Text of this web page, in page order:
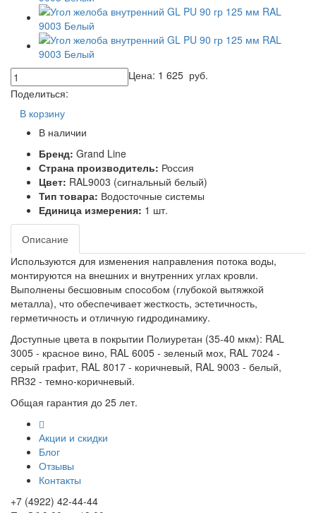
Цена: 1 625 руб.
Поделиться:
В корзину
В наличии
Бренд: Grand Line
Страна производитель: Россия
Цвет: RAL9003 (сигнальный белый)
Тип товара: Водосточные системы
Единица измерения: 1 шт.
Описание
Используются для изменения направления потока воды,
монтируются на внешних и внутренних углах кровли.
Выполнены бесшовным способом (глубокой вытяжкой
металла), что обеспечивает жесткость, эстетичность,
герметичность и отличную гидродинамику.
Доступные цвета в покрытии Полиуретан (35-40 мкм): RAL
3005 - красное вино, RAL 6005 - зеленый мох, RAL 7024 -
серый графит, RAL 8017 - коричневый, RAL 9003 - белый,
RR32 - темно-коричневый.
Общая гарантия до 25 лет.
Акции и скидки
Блог
Отзывы
Контакты
+7 (4922) 42-44-44